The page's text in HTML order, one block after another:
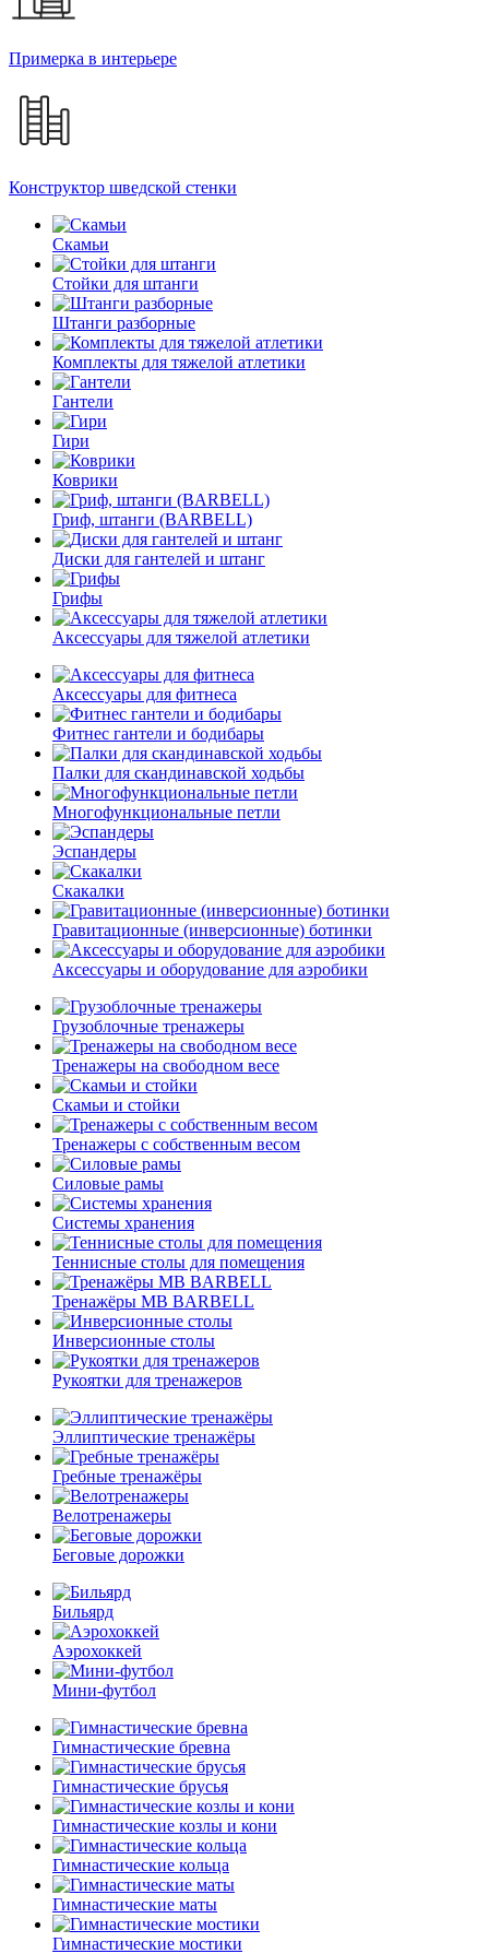
Примерка в интерьере
Конструктор шведской стенки
Скамьи
Стойки для штанги
Штанги разборные
Комплекты для тяжелой атлетики
Гантели
Гири
Коврики
Гриф, штанги (BARBELL)
Диски для гантелей и штанг
Грифы
Аксессуары для тяжелой атлетики
Аксессуары для фитнеса
Фитнес гантели и бодибары
Палки для скандинавской ходьбы
Многофункциональные петли
Эспандеры
Скакалки
Гравитационные (инверсионные) ботинки
Аксессуары и оборудование для аэробики
Грузоблочные тренажеры
Тренажеры на свободном весе
Скамьи и стойки
Тренажеры с собственным весом
Силовые рамы
Системы хранения
Теннисные столы для помещения
Тренажёры MB BARBELL
Инверсионные столы
Рукоятки для тренажеров
Эллиптические тренажёры
Гребные тренажёры
Велотренажеры
Беговые дорожки
Бильярд
Аэрохоккей
Мини-футбол
Гимнастические бревна
Гимнастические брусья
Гимнастические козлы и кони
Гимнастические кольца
Гимнастические маты
Гимнастические мостики